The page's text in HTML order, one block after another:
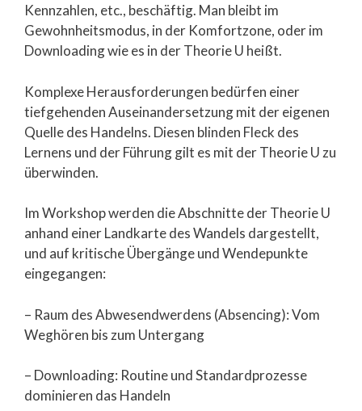
Kennzahlen, etc., beschäftig. Man bleibt im
Gewohnheitsmodus, in der Komfortzone, oder im
Downloading wie es in der Theorie U heißt.
Komplexe Herausforderungen bedürfen einer
tiefgehenden Auseinandersetzung mit der eigenen
Quelle des Handelns. Diesen blinden Fleck des
Lernens und der Führung gilt es mit der Theorie U zu
überwinden.
Im Workshop werden die Abschnitte der Theorie U
anhand einer Landkarte des Wandels dargestellt,
und auf kritische Übergänge und Wendepunkte
eingegangen:
– Raum des Abwesendwerdens (Absencing): Vom
Weghören bis zum Untergang
– Downloading: Routine und Standardprozesse
dominieren das Handeln